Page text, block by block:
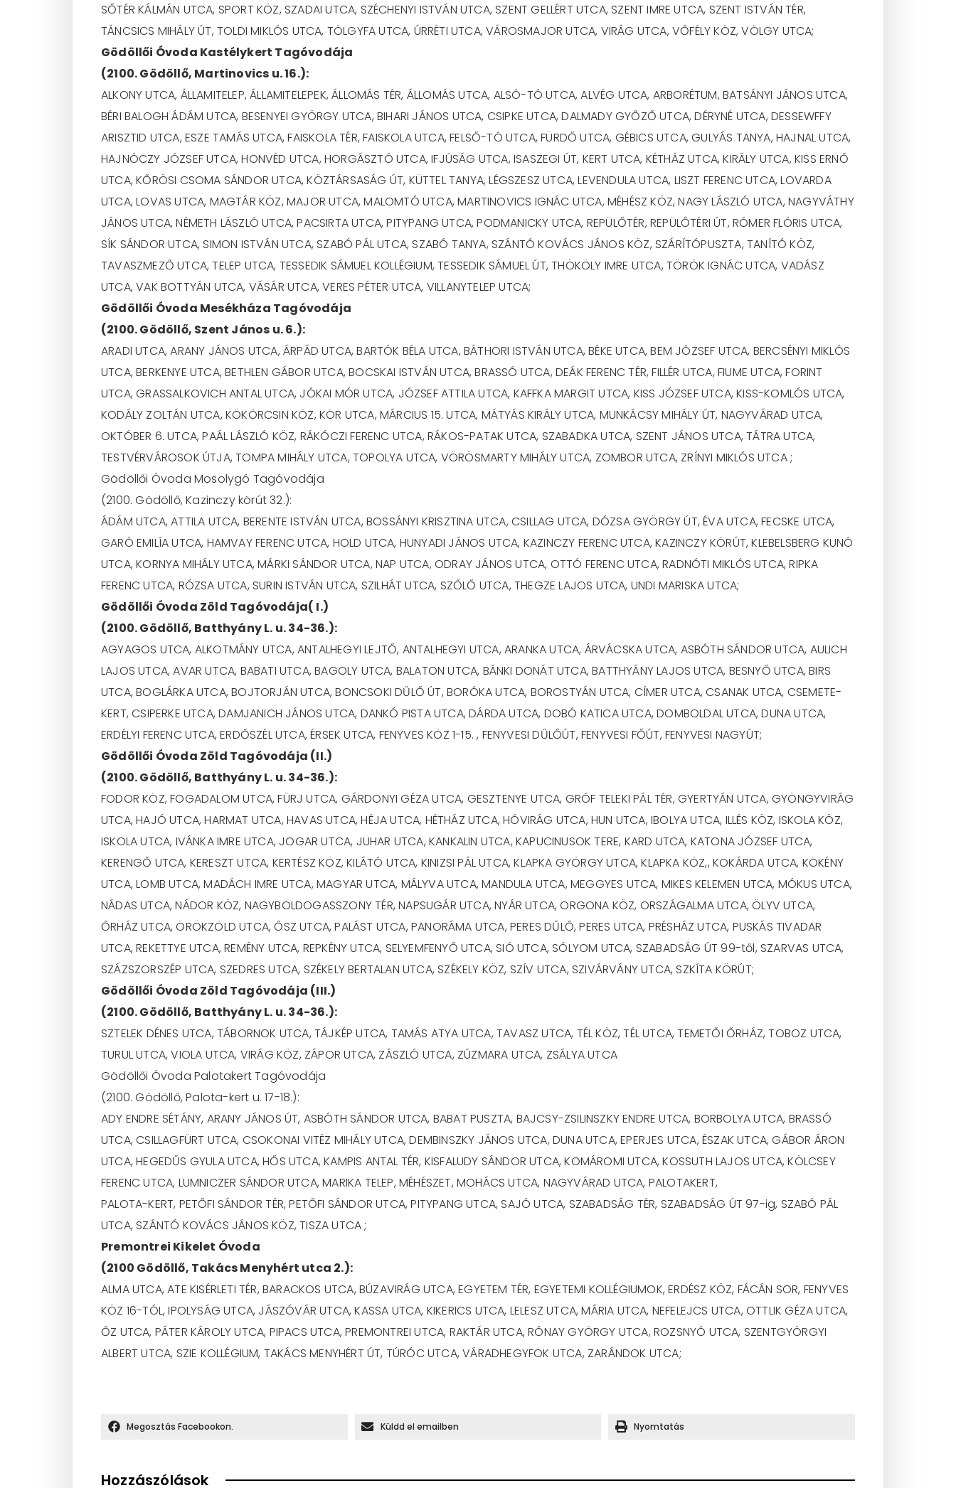
SŐTÉR KÁLMÁN UTCA, SPORT KÖZ, SZADAI UTCA, SZÉCHENYI ISTVÁN UTCA, SZENT GELLÉRT UTCA, SZENT IMRE UTCA, SZENT ISTVÁN TÉR,
TÁNCSICS MIHÁLY ÚT, TOLDI MIKLÓS UTCA, TÖLGYFA UTCA, ÚRRÉTI UTCA, VÁROSMAJOR UTCA, VIRÁG UTCA, VŐFÉLY KÖZ, VÖLGY UTCA;
Gödöllői Óvoda Kastélykert Tagóvodája
(2100. Gödöllő, Martinovics u. 16.):
ALKONY UTCA, ÁLLAMITELEP, ÁLLAMITELEPEK, ÁLLOMÁS TÉR, ÁLLOMÁS UTCA, ALSÓ-TÓ UTCA, ALVÉG UTCA, ARBORÉTUM, BATSÁNYI JÁNOS UTCA,
BÉRI BALOGH ÁDÁM UTCA, BESENYEI GYÖRGY UTCA, BIHARI JÁNOS UTCA, CSIPKE UTCA, DALMADY GYŐZŐ UTCA, DÉRYNÉ UTCA, DESSEWFFY
ARISZTID UTCA, ESZE TAMÁS UTCA, FAISKOLA TÉR, FAISKOLA UTCA, FELSŐ-TÓ UTCA, FÜRDŐ UTCA, GÉBICS UTCA, GULYÁS TANYA, HAJNAL UTCA,
HAJNÓCZY JÓZSEF UTCA, HONVÉD UTCA, HORGÁSZTÓ UTCA, IFJÚSÁG UTCA, ISASZEGI ÚT, KERT UTCA, KÉTHÁZ UTCA, KIRÁLY UTCA, KISS ERNŐ
UTCA, KŐRÖSI CSOMA SÁNDOR UTCA, KÖZTÁRSASÁG ÚT, KÜTTEL TANYA, LÉGSZESZ UTCA, LEVENDULA UTCA, LISZT FERENC UTCA, LOVARDA
UTCA, LOVAS UTCA, MAGTÁR KÖZ, MAJOR UTCA, MALOMTÓ UTCA, MARTINOVICS IGNÁC UTCA, MÉHÉSZ KÖZ, NAGY LÁSZLÓ UTCA, NAGYVÁTHY
JÁNOS UTCA, NÉMETH LÁSZLÓ UTCA, PACSIRTA UTCA, PITYPANG UTCA, PODMANICKY UTCA, REPÜLŐTÉR, REPÜLŐTÉRI ÚT, RÓMER FLÓRIS UTCA,
SÍK SÁNDOR UTCA, SIMON ISTVÁN UTCA, SZABÓ PÁL UTCA, SZABÓ TANYA, SZÁNTÓ KOVÁCS JÁNOS KÖZ, SZÁRÍTÓPUSZTA, TANÍTÓ KÖZ,
TAVASZMEZŐ UTCA, TELEP UTCA, TESSEDIK SÁMUEL KOLLÉGIUM, TESSEDIK SÁMUEL ÚT, THÖKÖLY IMRE UTCA, TÖRÖK IGNÁC UTCA, VADÁSZ
UTCA, VAK BOTTYÁN UTCA, VÁSÁR UTCA, VERES PÉTER UTCA, VILLANYTELEP UTCA;
Gödöllői Óvoda Mesékháza Tagóvodája
(2100. Gödöllő, Szent János u. 6.):
ARADI UTCA, ARANY JÁNOS UTCA, ÁRPÁD UTCA, BARTÓK BÉLA UTCA, BÁTHORI ISTVÁN UTCA, BÉKE UTCA, BEM JÓZSEF UTCA, BERCSÉNYI MIKLÓS
UTCA, BERKENYE UTCA, BETHLEN GÁBOR UTCA, BOCSKAI ISTVÁN UTCA, BRASSÓ UTCA, DEÁK FERENC TÉR, FILLÉR UTCA, FIUME UTCA, FORINT
UTCA, GRASSALKOVICH ANTAL UTCA, JÓKAI MÓR UTCA, JÓZSEF ATTILA UTCA, KAFFKA MARGIT UTCA, KISS JÓZSEF UTCA, KISS-KOMLÓS UTCA,
KODÁLY ZOLTÁN UTCA, KÖKÖRCSIN KÖZ, KÖR UTCA, MÁRCIUS 15. UTCA, MÁTYÁS KIRÁLY UTCA, MUNKÁCSY MIHÁLY ÚT, NAGYVÁRAD UTCA,
OKTÓBER 6. UTCA, PAÁL LÁSZLÓ KÖZ, RÁKÓCZI FERENC UTCA, RÁKOS-PATAK UTCA, SZABADKA UTCA, SZENT JÁNOS UTCA, TÁTRA UTCA,
TESTVÉRVÁROSOK ÚTJA, TOMPA MIHÁLY UTCA, TOPOLYA UTCA, VÖRÖSMARTY MIHÁLY UTCA, ZOMBOR UTCA, ZRÍNYI MIKLÓS UTCA ;
Gödöllői Óvoda Mosolygó Tagóvodája
(2100. Gödöllő, Kazinczy körút 32.):
ÁDÁM UTCA, ATTILA UTCA, BERENTE ISTVÁN UTCA, BOSSÁNYI KRISZTINA UTCA, CSILLAG UTCA, DÓZSA GYÖRGY ÚT, ÉVA UTCA, FECSKE UTCA,
GARÓ EMILÍA UTCA, HAMVAY FERENC UTCA, HOLD UTCA, HUNYADI JÁNOS UTCA, KAZINCZY FERENC UTCA, KAZINCZY KÖRÚT, KLEBELSBERG KUNÓ
UTCA, KORNYA MIHÁLY UTCA, MÁRKI SÁNDOR UTCA, NAP UTCA, ODRAY JÁNOS UTCA, OTTÓ FERENC UTCA, RADNÓTI MIKLÓS UTCA, RIPKA
FERENC UTCA, RÓZSA UTCA, SURIN ISTVÁN UTCA, SZILHÁT UTCA, SZŐLŐ UTCA, THEGZE LAJOS UTCA, UNDI MARISKA UTCA;
Gödöllői Óvoda Zöld Tagóvodája( I.)
(2100. Gödöllő, Batthyány L. u. 34-36.):
AGYAGOS UTCA, ALKOTMÁNY UTCA, ANTALHEGYI LEJTŐ, ANTALHEGYI UTCA, ARANKA UTCA, ÁRVÁCSKA UTCA, ASBÓTH SÁNDOR UTCA, AULICH
LAJOS UTCA, AVAR UTCA, BABATI UTCA, BAGOLY UTCA, BALATON UTCA, BÁNKI DONÁT UTCA, BATTHYÁNY LAJOS UTCA, BESNYŐ UTCA, BIRS
UTCA, BOGLÁRKA UTCA, BOJTORJÁN UTCA, BONCSOKI DŰLŐ ÚT, BORÓKA UTCA, BOROSTYÁN UTCA, CÍMER UTCA, CSANAK UTCA, CSEMETE-
KERT, CSIPERKE UTCA, DAMJANICH JÁNOS UTCA, DANKÓ PISTA UTCA, DÁRDA UTCA, DOBÓ KATICA UTCA, DOMBOLDAL UTCA, DUNA UTCA,
ERDÉLYI FERENC UTCA, ERDŐSZÉL UTCA, ÉRSEK UTCA, FENYVES KÖZ 1-15. , FENYVESI DŰLŐÚT, FENYVESI FŐÚT, FENYVESI NAGYÚT;
Gödöllői Óvoda Zöld Tagóvodája (II.)
(2100. Gödöllő, Batthyány L. u. 34-36.):
FODOR KÖZ, FOGADALOM UTCA, FÜRJ UTCA, GÁRDONYI GÉZA UTCA, GESZTENYE UTCA, GRÓF TELEKI PÁL TÉR, GYERTYÁN UTCA, GYÖNGYVIRÁG
UTCA, HAJÓ UTCA, HARMAT UTCA, HAVAS UTCA, HÉJA UTCA, HÉTHÁZ UTCA, HÓVIRÁG UTCA, HUN UTCA, IBOLYA UTCA, ILLÉS KÖZ, ISKOLA KÖZ,
ISKOLA UTCA, IVÁNKA IMRE UTCA, JOGAR UTCA, JUHAR UTCA, KANKALIN UTCA, KAPUCINUSOK TERE, KARD UTCA, KATONA JÓZSEF UTCA,
KERENGŐ UTCA, KERESZT UTCA, KERTÉSZ KÖZ, KILÁTÓ UTCA, KINIZSI PÁL UTCA, KLAPKA GYÖRGY UTCA, KLAPKA KÖZ,, KOKÁRDA UTCA, KÖKÉNY
UTCA, LOMB UTCA, MADÁCH IMRE UTCA, MAGYAR UTCA, MÁLYVA UTCA, MANDULA UTCA, MEGGYES UTCA, MIKES KELEMEN UTCA, MÓKUS UTCA,
NÁDAS UTCA, NÁDOR KÖZ, NAGYBOLDOGASSZONY TÉR, NAPSUGÁR UTCA, NYÁR UTCA, ORGONA KÖZ, ORSZÁGALMA UTCA, ÖLYV UTCA,
ŐRHÁZ UTCA, ÖRÖKZÖLD UTCA, ŐSZ UTCA, PALÁST UTCA, PANORÁMA UTCA, PERES DŰLŐ, PERES UTCA, PRÉSHÁZ UTCA, PUSKÁS TIVADAR
UTCA, REKETTYE UTCA, REMÉNY UTCA, REPKÉNY UTCA, SELYEMFENYŐ UTCA, SIÓ UTCA, SÓLYOM UTCA, SZABADSÁG ÚT 99-től, SZARVAS UTCA,
SZÁZSZORSZÉP UTCA, SZEDRES UTCA, SZÉKELY BERTALAN UTCA, SZÉKELY KÖZ, SZÍV UTCA, SZIVÁRVÁNY UTCA, SZKÍTA KÖRÚT;
Gödöllői Óvoda Zöld Tagóvodája (III.)
(2100. Gödöllő, Batthyány L. u. 34-36.):
SZTELEK DÉNES UTCA, TÁBORNOK UTCA, TÁJKÉP UTCA, TAMÁS ATYA UTCA, TAVASZ UTCA, TÉL KÖZ, TÉL UTCA, TEMETŐI ŐRHÁZ, TOBOZ UTCA,
TURUL UTCA, VIOLA UTCA, VIRÁG KÖZ, ZÁPOR UTCA, ZÁSZLÓ UTCA, ZÚZMARA UTCA, ZSÁLYA UTCA
Gödöllői Óvoda Palotakert Tagóvodája
(2100. Gödöllő, Palota-kert u. 17-18.):
ADY ENDRE SÉTÁNY, ARANY JÁNOS ÚT, ASBÓTH SÁNDOR UTCA, BABAT PUSZTA, BAJCSY-ZSILINSZKY ENDRE UTCA, BORBOLYA UTCA, BRASSÓ
UTCA, CSILLAGFÜRT UTCA, CSOKONAI VITÉZ MIHÁLY UTCA, DEMBINSZKY JÁNOS UTCA, DUNA UTCA, EPERJES UTCA, ÉSZAK UTCA, GÁBOR ÁRON
UTCA, HEGEDŰS GYULA UTCA, HŐS UTCA, KAMPIS ANTAL TÉR, KISFALUDY SÁNDOR UTCA, KOMÁROMI UTCA, KOSSUTH LAJOS UTCA, KÖLCSEY
FERENC UTCA, LUMNICZER SÁNDOR UTCA, MARIKA TELEP, MÉHÉSZET, MOHÁCS UTCA, NAGYVÁRAD UTCA, PALOTAKERT,
PALOTA-KERT, PETŐFI SÁNDOR TÉR, PETŐFI SÁNDOR UTCA, PITYPANG UTCA, SAJÓ UTCA, SZABADSÁG TÉR, SZABADSÁG ÚT 97-ig, SZABÓ PÁL
UTCA, SZÁNTÓ KOVÁCS JÁNOS KÖZ, TISZA UTCA ;
Premontrei Kikelet Óvoda
(2100 Gödöllő, Takács Menyhért utca 2.):
ALMA UTCA, ATE KISÉRLETI TÉR, BARACKOS UTCA, BÚZAVIRÁG UTCA, EGYETEM TÉR, EGYETEMI KOLLÉGIUMOK, ERDÉSZ KÖZ, FÁCÁN SOR, FENYVES
KÖZ 16-TÓL, IPOLYSÁG UTCA, JÁSZÓVÁR UTCA, KASSA UTCA, KIKERICS UTCA, LELESZ UTCA, MÁRIA UTCA, NEFELEJCS UTCA, OTTLIK GÉZA UTCA,
ŐZ UTCA, PÁTER KÁROLY UTCA, PIPACS UTCA, PREMONTREI UTCA, RAKTÁR UTCA, RÓNAY GYÖRGY UTCA, ROZSNYÓ UTCA, SZENTGYÖRGYI
ALBERT UTCA, SZIE KOLLÉGIUM, TAKÁCS MENYHÉRT ÚT, TÚRÓC UTCA, VÁRADHEGYFOK UTCA, ZARÁNDOK UTCA;
Megosztás Facebookon. Küldd el emailben Nyomtatás
Hozzászólások